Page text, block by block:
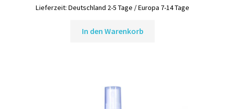
22,25 €
17,95 €.
Lieferzeit: Deutschland 2-5 Tage / Europa 7-14 Tage
In den Warenkorb